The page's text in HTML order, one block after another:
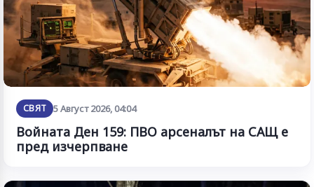
СВЯТ 5 Август 2026, 04:04
Войната Ден 159: ПВО арсеналът на САЩ е
пред изчерпване